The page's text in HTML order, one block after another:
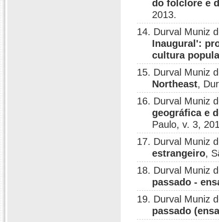
do folclore e
2013.
14. Durval Muniz
Inaugural':
cultura
15. Durval Muniz
Northeast,
16. Durval Muniz
geográfica e
Paulo, v. 3,
17. Durval Muniz
estrangeiro,
18. Durval Muniz
passado -
19. Durval Muniz
passado